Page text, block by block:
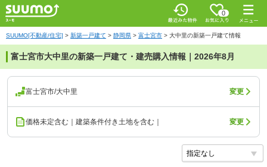
0
SUUMO[不動産/住宅] > 新築一戸建て > 静岡県 > 富士宮市 > 大中里の新築一戸建て情報
富士宮市大中里の新築一戸建て・建売購入情報｜2026年8月
富士宮市/大中里 変更
価格未定含む｜建築条件付き土地を含む｜ 変更